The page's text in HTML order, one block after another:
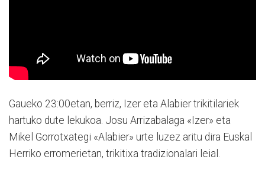
Gaueko 23:00etan, berriz, Izer eta Alabier trikitilariek
hartuko dute lekukoa. Josu Arrizabalaga «Izer» eta
Mikel Gorrotxategi «Alabier» urte luzez aritu dira Euskal
Herriko erromerietan, trikitixa tradizionalari leial.